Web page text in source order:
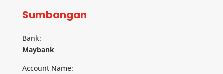
Sumbangan
Bank:
Maybank
Account Name: